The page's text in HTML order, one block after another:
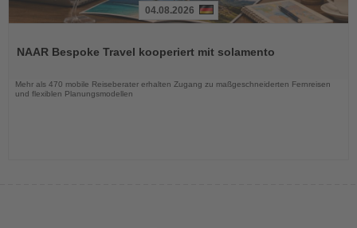
die
04.08.2026
NAAR Bespoke Travel kooperiert mit solamento
Mehr als 470 mobile Reiseberater erhalten Zugang zu maßgeschneiderten Fernreisen
und flexiblen Planungsmodellen